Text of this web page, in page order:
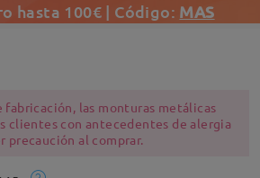
hasta 100€ | Código: MAS
fabricación, las monturas metálicas
clientes con antecedentes de alergia
precaución al comprar.